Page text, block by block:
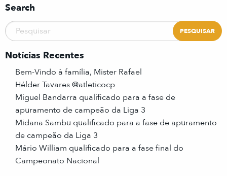
Search
Notícias Recentes
Bem-Vindo à família, Mister Rafael
Hélder Tavares @atleticocp
Miguel Bandarra qualificado para a fase de
apuramento de campeão da Liga 3
Midana Sambu qualificado para a fase de apuramento
de campeão da Liga 3
Mário William qualificado para a fase final do
Campeonato Nacional